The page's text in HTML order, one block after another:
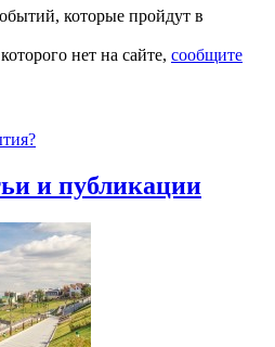
которые пройдут в
нет на сайте, сообщите
и публикации